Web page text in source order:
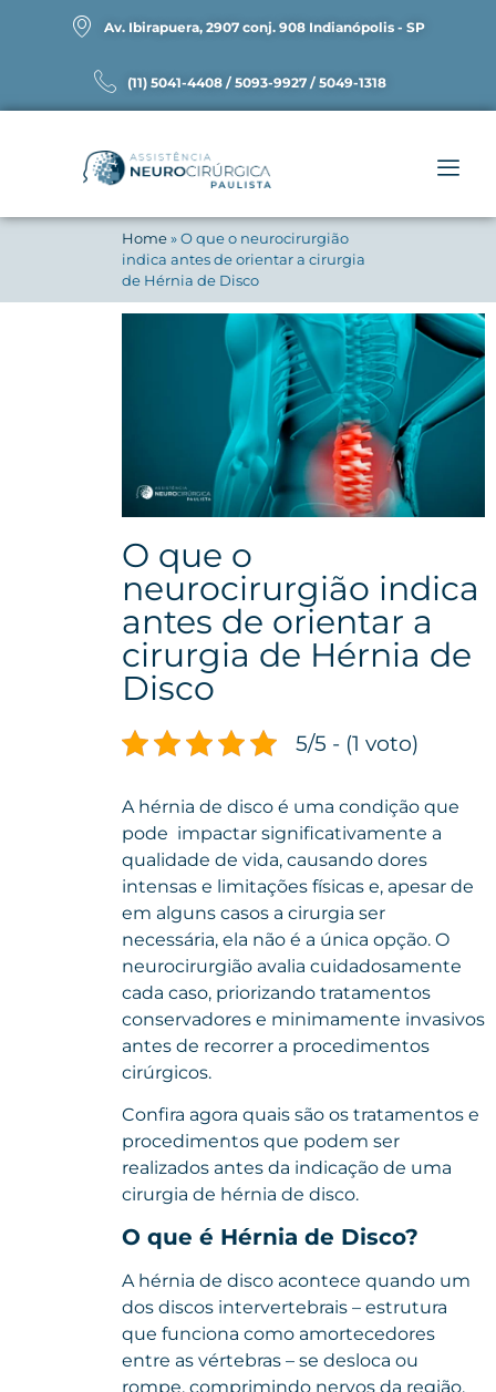
Av. Ibirapuera, 2907 conj. 908 Indianópolis - SP
(11) 5041-4408 / 5093-9927 / 5049-1318
Home»O que o neurocirurgião
indica antes de orientar a cirurgia
de Hérnia de Disco
O que o
neurocirurgião indica
antes de orientar a
cirurgia de Hérnia de
Disco
5/5 - (1 voto)
A hérnia de disco é uma condição que
pode impactar significativamente a
qualidade de vida, causando dores
intensas e limitações físicas e, apesar de
em alguns casos a cirurgia ser
necessária, ela não é a única opção. O
neurocirurgião avalia cuidadosamente
cada caso, priorizando tratamentos
conservadores e minimamente invasivos
antes de recorrer a procedimentos
cirúrgicos.
Confira agora quais são os tratamentos e
procedimentos que podem ser
realizados antes da indicação de uma
cirurgia de hérnia de disco.
O que é Hérnia de Disco?
A hérnia de disco acontece quando um
dos discos intervertebrais – estrutura
que funciona como amortecedores
entre as vértebras – se desloca ou
rompe, comprimindo nervos da região.